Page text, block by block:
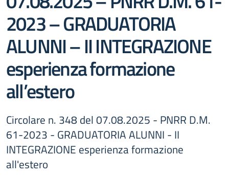
2023 – GRADUATORIA
ALUNNI – II INTEGRAZIONE
esperienza formazione
all’estero
Circolare n. 348 del 07.08.2025 - PNRR D.M.
61-2023 - GRADUATORIA ALUNNI - II
INTEGRAZIONE esperienza formazione
all'estero